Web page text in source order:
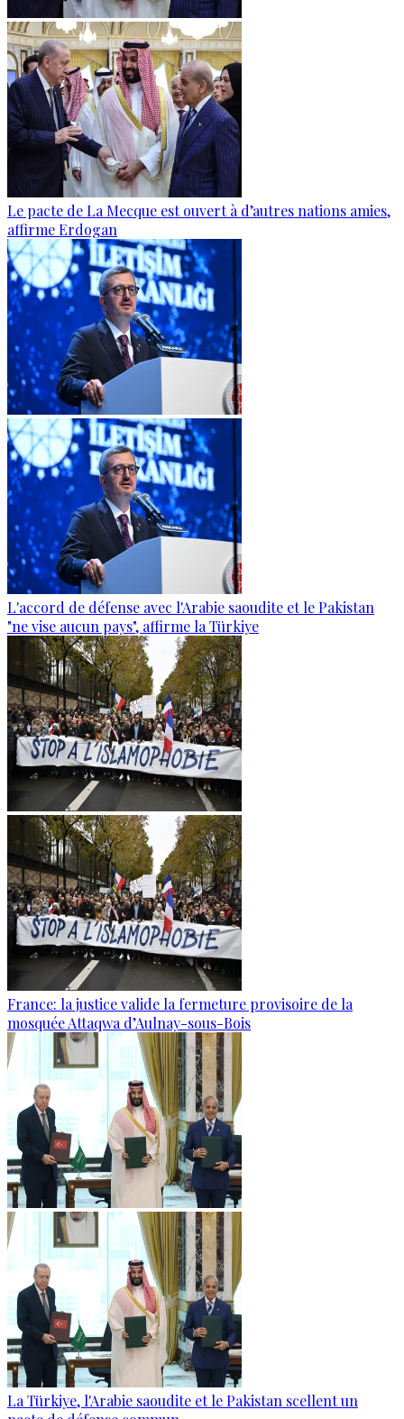
Le pacte de La Mecque est ouvert à d’autres nations amies,
affirme Erdogan
L'accord de défense avec l'Arabie saoudite et le Pakistan
"ne vise aucun pays", affirme la Türkiye
France: la justice valide la fermeture provisoire de la
mosquée Attaqwa d’Aulnay-sous-Bois
La Türkiye, l'Arabie saoudite et le Pakistan scellent un